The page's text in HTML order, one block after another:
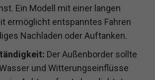
Ein Modell mit einer langen
ermöglicht entspanntes Fahren
Nachladen oder Auftanken.
Der Außenborder sollte
und Witterungseinflüsse